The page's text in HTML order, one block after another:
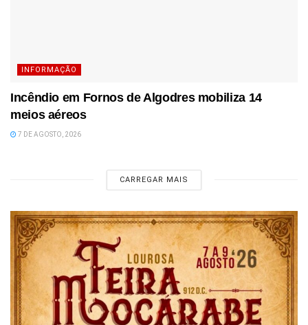
INFORMAÇÃO
Incêndio em Fornos de Algodres mobiliza 14
meios aéreos
7 DE AGOSTO, 2026
CARREGAR MAIS